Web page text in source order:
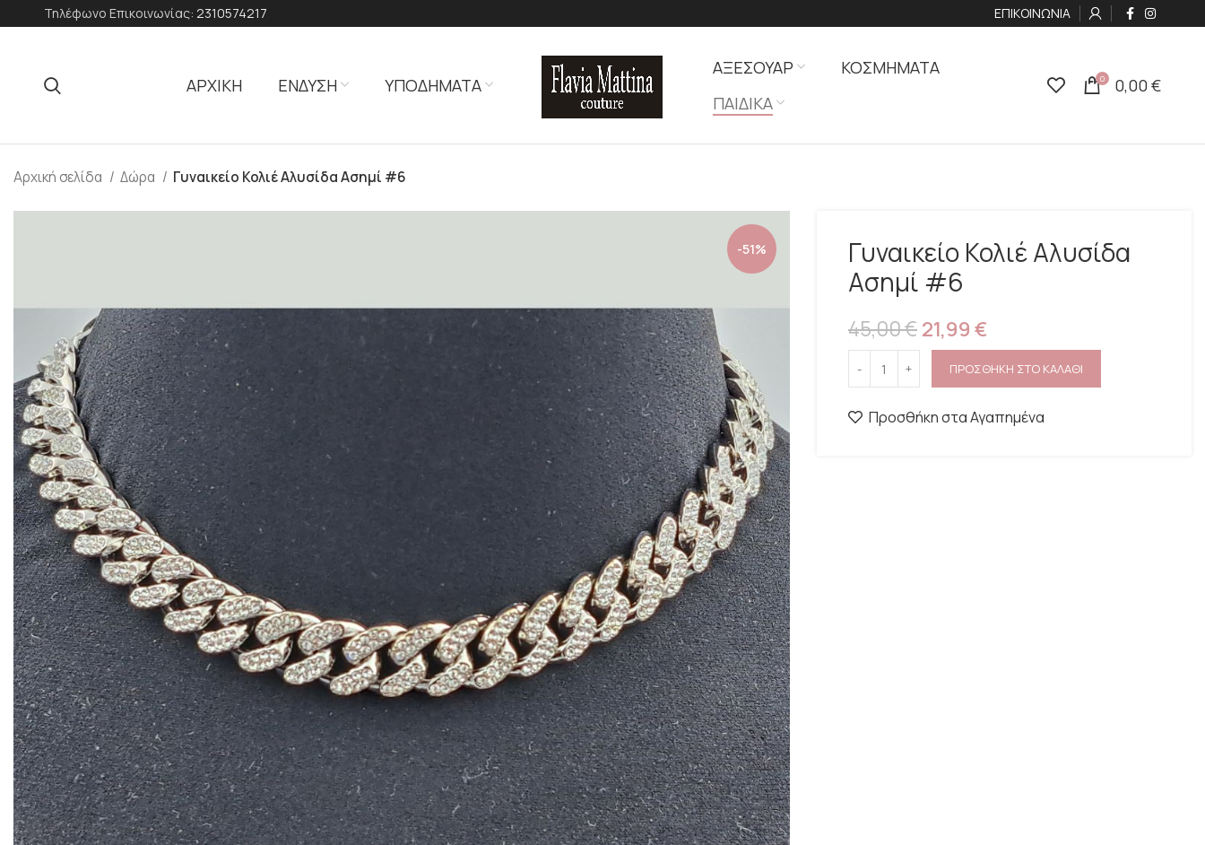
Τηλέφωνο Επικοινωνίας: 2310574217 ΕΠΙΚΟΙΝΩΝΙΑ
ΑΡΧΙΚΗ ΕΝΔΥΣΗ ΥΠΟΔΗΜΑΤΑ
ΑΞΕΣΟΥΑΡ
ΚΟΣΜΗΜΑΤΑ
ΠΑΙΔΙΚΑ
0 0,00€
Αρχική σελίδα Δώρα Γυναικείο Κολιέ Αλυσίδα Ασημί #6
-51%
Γυναικείο Κολιέ Αλυσίδα
Ασημί #6
45,00€ 21,99 €
ΠΡΟΣΘΗΚΗ ΣΤΟ ΚΑΛΑΘΙ
Προσθήκη στα Αγαπημένα